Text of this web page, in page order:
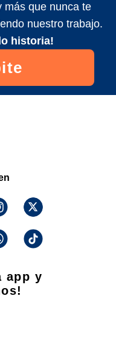
más que nunca te
nuestro trabajo.
historia!
app y